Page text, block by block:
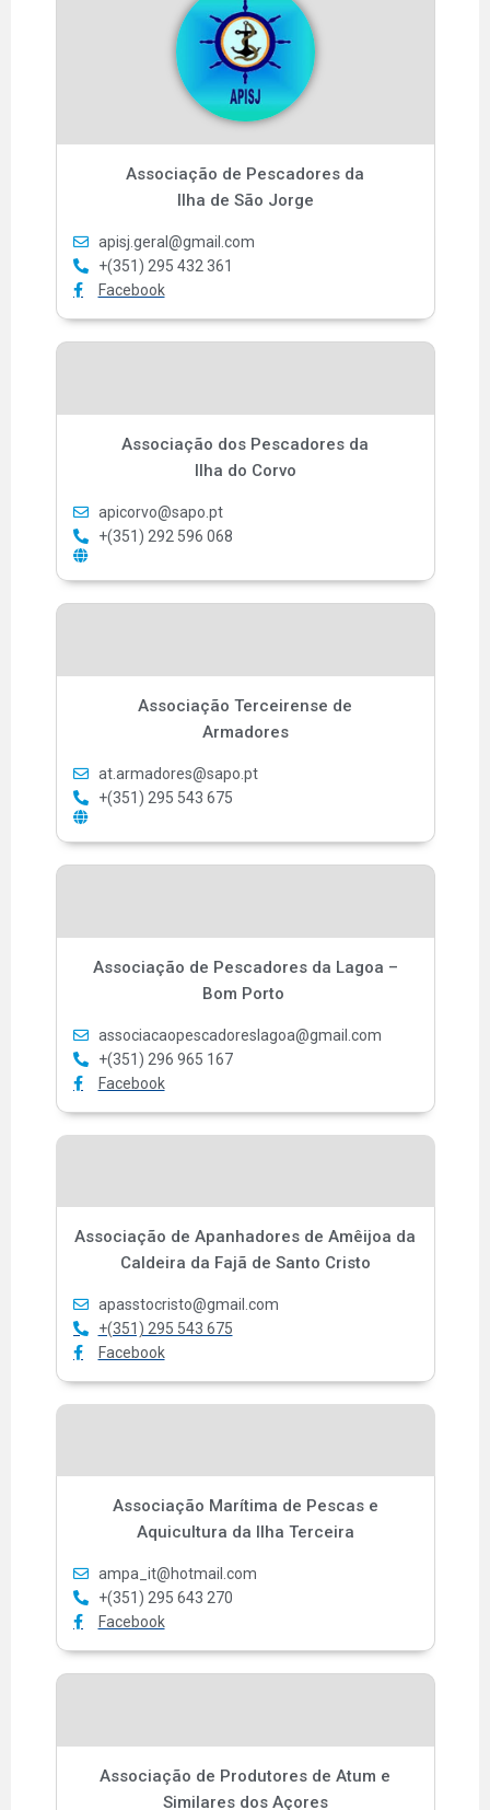
Associação de Pescadores da
Ilha de São Jorge
apisj.geral@gmail.com
+(351) 295 432 361
Facebook
Associação dos Pescadores da
Ilha do Corvo
apicorvo@sapo.pt
+(351) 292 596 068
Associação Terceirense de
Armadores
at.armadores@sapo.pt
+(351) 295 543 675
Associação de Pescadores da Lagoa –
Bom Porto
associacaopescadoreslagoa@gmail.com
+(351) 296 965 167
Facebook
Associação de Apanhadores de Amêijoa da
Caldeira da Fajã de Santo Cristo
apasstocristo@gmail.com
+(351) 295 543 675
Facebook
Associação Marítima de Pescas e
Aquicultura da Ilha Terceira
ampa_it@hotmail.com
+(351) 295 643 270
Facebook
Associação de Produtores de Atum e
Similares dos Açores